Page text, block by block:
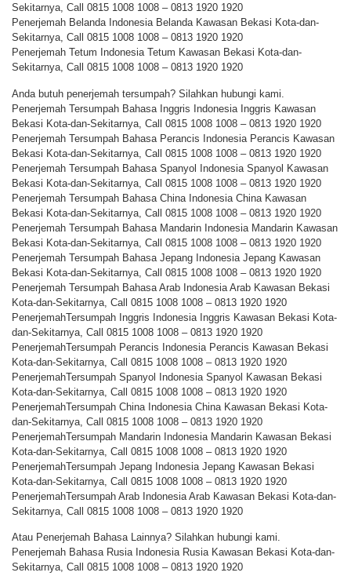
Sekitarnya, Call 0815 1008 1008 – 0813 1920 1920
Penerjemah Belanda Indonesia Belanda Kawasan Bekasi Kota-dan-
Sekitarnya, Call 0815 1008 1008 – 0813 1920 1920
Penerjemah Tetum Indonesia Tetum Kawasan Bekasi Kota-dan-
Sekitarnya, Call 0815 1008 1008 – 0813 1920 1920
Anda butuh penerjemah tersumpah? Silahkan hubungi kami.
Penerjemah Tersumpah Bahasa Inggris Indonesia Inggris Kawasan
Bekasi Kota-dan-Sekitarnya, Call 0815 1008 1008 – 0813 1920 1920
Penerjemah Tersumpah Bahasa Perancis Indonesia Perancis Kawasan
Bekasi Kota-dan-Sekitarnya, Call 0815 1008 1008 – 0813 1920 1920
Penerjemah Tersumpah Bahasa Spanyol Indonesia Spanyol Kawasan
Bekasi Kota-dan-Sekitarnya, Call 0815 1008 1008 – 0813 1920 1920
Penerjemah Tersumpah Bahasa China Indonesia China Kawasan
Bekasi Kota-dan-Sekitarnya, Call 0815 1008 1008 – 0813 1920 1920
Penerjemah Tersumpah Bahasa Mandarin Indonesia Mandarin Kawasan
Bekasi Kota-dan-Sekitarnya, Call 0815 1008 1008 – 0813 1920 1920
Penerjemah Tersumpah Bahasa Jepang Indonesia Jepang Kawasan
Bekasi Kota-dan-Sekitarnya, Call 0815 1008 1008 – 0813 1920 1920
Penerjemah Tersumpah Bahasa Arab Indonesia Arab Kawasan Bekasi
Kota-dan-Sekitarnya, Call 0815 1008 1008 – 0813 1920 1920
PenerjemahTersumpah Inggris Indonesia Inggris Kawasan Bekasi Kota-
dan-Sekitarnya, Call 0815 1008 1008 – 0813 1920 1920
PenerjemahTersumpah Perancis Indonesia Perancis Kawasan Bekasi
Kota-dan-Sekitarnya, Call 0815 1008 1008 – 0813 1920 1920
PenerjemahTersumpah Spanyol Indonesia Spanyol Kawasan Bekasi
Kota-dan-Sekitarnya, Call 0815 1008 1008 – 0813 1920 1920
PenerjemahTersumpah China Indonesia China Kawasan Bekasi Kota-
dan-Sekitarnya, Call 0815 1008 1008 – 0813 1920 1920
PenerjemahTersumpah Mandarin Indonesia Mandarin Kawasan Bekasi
Kota-dan-Sekitarnya, Call 0815 1008 1008 – 0813 1920 1920
PenerjemahTersumpah Jepang Indonesia Jepang Kawasan Bekasi
Kota-dan-Sekitarnya, Call 0815 1008 1008 – 0813 1920 1920
PenerjemahTersumpah Arab Indonesia Arab Kawasan Bekasi Kota-dan-
Sekitarnya, Call 0815 1008 1008 – 0813 1920 1920
Atau Penerjemah Bahasa Lainnya? Silahkan hubungi kami.
Penerjemah Bahasa Rusia Indonesia Rusia Kawasan Bekasi Kota-dan-
Sekitarnya, Call 0815 1008 1008 – 0813 1920 1920